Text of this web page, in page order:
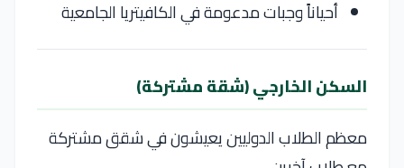
أحياناً وجبات مدعومة في الكافيتريا الجامعية
السكن الخارجي (شقة مشتركة)
معظم الطلاب الدوليين يعيشون في شقق مشتركة